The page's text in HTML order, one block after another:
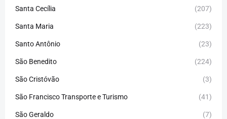
Santa Cecília (207)
Santa Maria (223)
Santo Antônio (23)
São Benedito (224)
São Cristóvão (3)
São Francisco Transporte e Turismo (41)
São Geraldo (7)